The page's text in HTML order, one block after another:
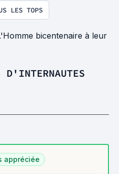
LES TOPS
bicentenaire à leur
appréciée